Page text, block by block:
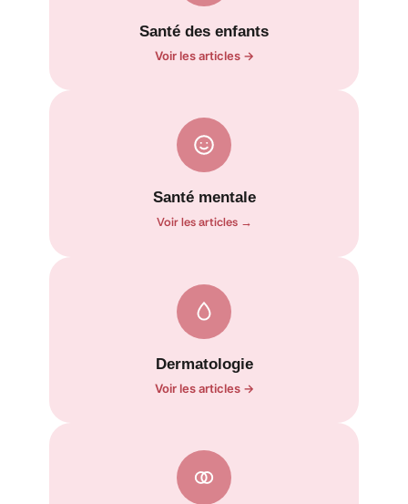
Santé des enfants
Voir les articles →
Santé mentale
Voir les articles →
Dermatologie
Voir les articles →